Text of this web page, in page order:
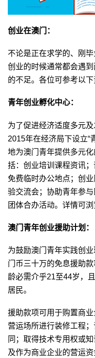
创业在澳门：
不论是正在求学的、刚
创业的时候通常都会遇
的不足。各位可参考以下
青年创业孵化中心：
为了促进经济适度多元
2015年在经济局下设立“
地为澳门青年提供多元
括：创业培训课程资讯
免费临时办公地点；创
验交流会；协助青年参
团体合办活动。详情可浏
澳门青年创业援助计划：
为鼓励澳门青年实践创
门币三十万的免息援助
龄必需介乎21至44岁，
居民。
援助款项可用于购置商
营运场所进行装修工程
同；取得技术专用权或
及作为商业企业的营运